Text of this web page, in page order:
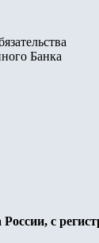
Банка
с